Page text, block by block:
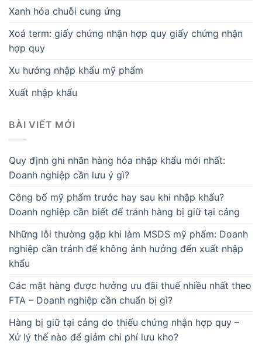
Xanh hóa chuỗi cung ứng
Xoá term: giấy chứng nhận hợp quy giấy chứng nhận
hợp quy
Xu hướng nhập khẩu mỹ phẩm
Xuất nhập khẩu
BÀI VIẾT MỚI
Quy định ghi nhãn hàng hóa nhập khẩu mới nhất:
Doanh nghiệp cần lưu ý gì?
Công bố mỹ phẩm trước hay sau khi nhập khẩu?
Doanh nghiệp cần biết để tránh hàng bị giữ tại cảng
Những lỗi thường gặp khi làm MSDS mỹ phẩm: Doanh
nghiệp cần tránh để không ảnh hưởng đến xuất nhập
khẩu
Các mặt hàng được hưởng ưu đãi thuế nhiều nhất theo
FTA – Doanh nghiệp cần chuẩn bị gì?
Hàng bị giữ tại cảng do thiếu chứng nhận hợp quy –
Xử lý thế nào để giảm chi phí lưu kho?